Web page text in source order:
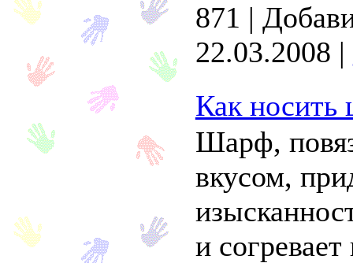
871 |
22.03.2008 |
Как носить
Шарф,
вкусом,
и